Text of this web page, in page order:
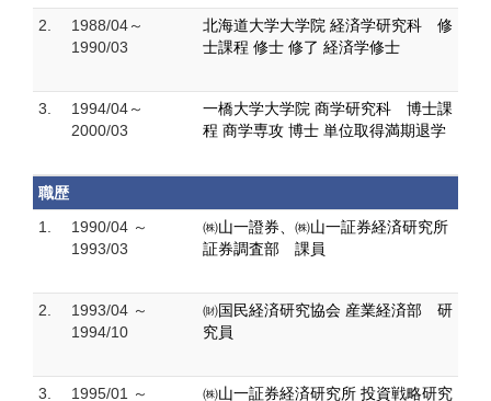
2.
1988/04～
1990/03
北海道大学大学院 経済学研究科 修
士課程 修士 修了 経済学修士
3.
1994/04～
2000/03
一橋大学大学院 商学研究科 博士課
程 商学専攻 博士 単位取得満期退学
職歴
1.
1990/04 ～
1993/03
㈱山一證券、㈱山一証券経済研究所
証券調査部 課員
2.
1993/04 ～
1994/10
㈶国民経済研究協会 産業経済部 研
究員
3. 1995/01 ～ ㈱山一証券経済研究所 投資戦略研究